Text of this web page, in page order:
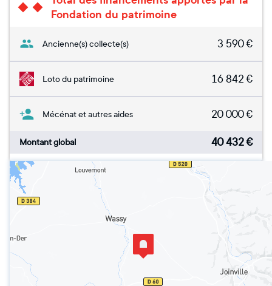
Fondation du patrimoine
Ancienne(s) collecte(s) 3 590€
Loto du patrimoine 16 842 €
Mécénat et autres aides 20 000€
Montant global 40 432€